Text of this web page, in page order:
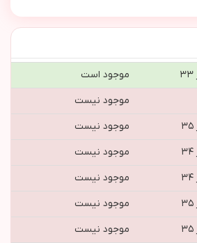
موجود است
موجود نیست
موجود نیست
موجود نیست
موجود نیست
موجود نیست
موجود نیست